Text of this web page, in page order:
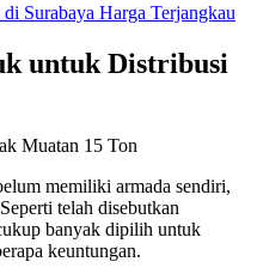
Surabaya Harga Terjangkau
untuk Distribusi
memiliki armada sendiri,
Seperti telah disebutkan
banyak dipilih untuk
keuntungan.